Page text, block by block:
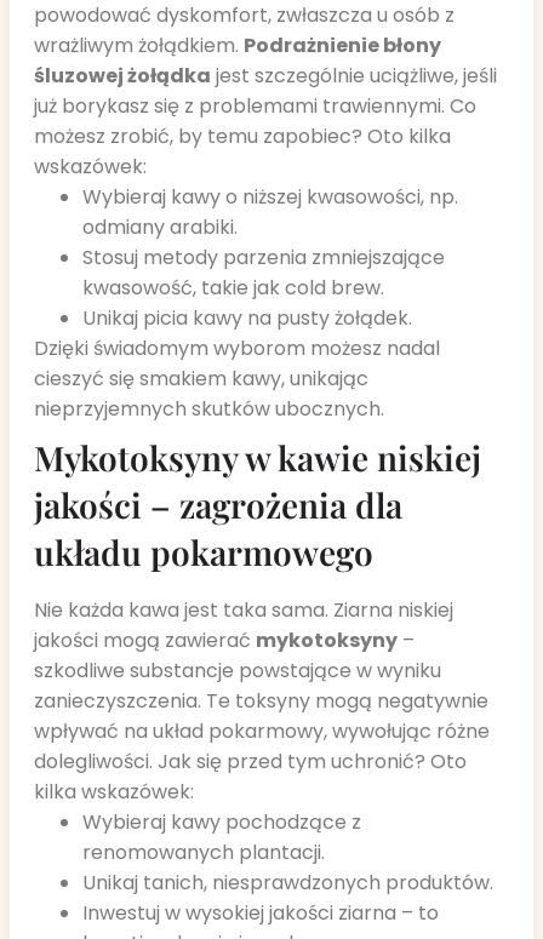
powodować dyskomfort, zwłaszcza u osób z
wrażliwym żołądkiem. Podrażnienie błony
śluzowej żołądka jest szczególnie uciążliwe, jeśli
już borykasz się z problemami trawiennymi. Co
możesz zrobić, by temu zapobiec? Oto kilka
wskazówek:
Wybieraj kawy o niższej kwasowości, np.
odmiany arabiki.
Stosuj metody parzenia zmniejszające
kwasowość, takie jak cold brew.
Unikaj picia kawy na pusty żołądek.
Dzięki świadomym wyborom możesz nadal
cieszyć się smakiem kawy, unikając
nieprzyjemnych skutków ubocznych.
Mykotoksyny w kawie niskiej
jakości – zagrożenia dla
układu pokarmowego
Nie każda kawa jest taka sama. Ziarna niskiej
jakości mogą zawierać mykotoksyny –
szkodliwe substancje powstające w wyniku
zanieczyszczenia. Te toksyny mogą negatywnie
wpływać na układ pokarmowy, wywołując różne
dolegliwości. Jak się przed tym uchronić? Oto
kilka wskazówek:
Wybieraj kawy pochodzące z
renomowanych plantacji.
Unikaj tanich, niesprawdzonych produktów.
Inwestuj w wysokiej jakości ziarna – to